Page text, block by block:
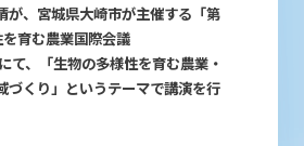
が、宮城県大崎市が主催する「第
育む農業国際会議
て、「生物の多様性を育む農業・
づくり」というテーマで講演を行